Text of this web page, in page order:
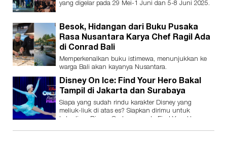
yang digelar pada 29 Mei-1 Juni dan 5-8 Juni 2025.
Besok, Hidangan dari Buku Pusaka
Rasa Nusantara Karya Chef Ragil Ada
di Conrad Bali
Memperkenalkan buku istimewa, menunjukkan ke
warga Bali akan kayanya Nusantara.
Disney On Ice: Find Your Hero Bakal
Tampil di Jakarta dan Surabaya
Siapa yang sudah rindu karakter Disney yang
meliuk-liuk di atas es? Siapkan dirimu untuk